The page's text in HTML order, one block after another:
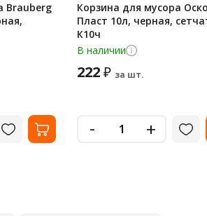
Brauberg
Корзина для мусора
Пласт 10л, черная,
К10ч
В наличии
222₽ за шт.
- +